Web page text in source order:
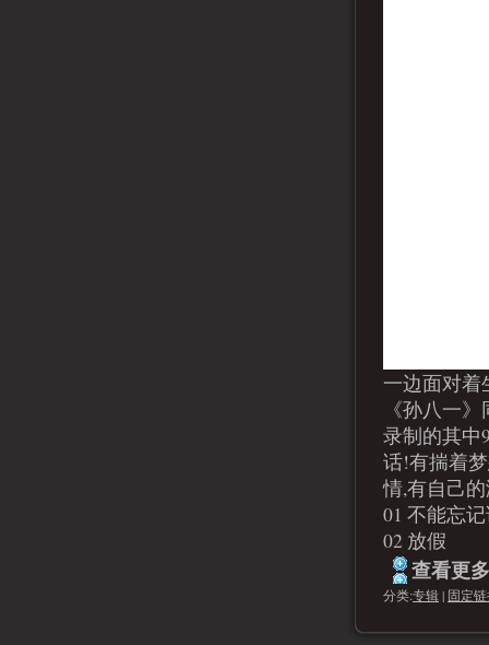
一边面对着
《孙八一
录制的其中
话!有揣着
情,有自己
01 不能忘
02 放假
查看更
分类:专辑| 固定